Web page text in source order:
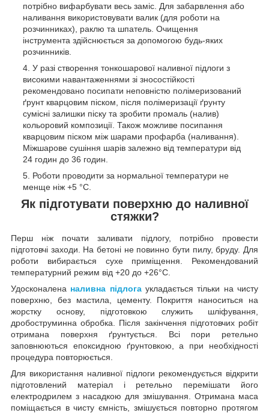
потрібно вифарбувати весь заміс. Для забарвлення або
наливання використовувати валик (для роботи на
розчинниках), раклю та шпатель. Очищення
інструмента здійснюється за допомогою будь-яких
розчинників.
У разі створення тонкошарової наливної підлоги з
високими навантаженнями зі зносостійкості
рекомендовано посипати неповністю полімеризований
ґрунт кварцовим піском, після полімеризації ґрунту
сумісні залишки піску та зробити промаль (налив)
кольоровий композиції. Також можливе посипання
кварцовим піском між шарами профарба (наливання).
Міжшарове сушіння шарів залежно від температури від
24 годин до 36 годин.
Роботи проводити за нормальної температури не
менще ніж +5 °С.
Як підготувати поверхню до наливної
стяжки?
Перш ніж почати заливати підлогу, потрібно провести
підготовчі заходи. На бетоні не повинно бути пилу, бруду. Для
роботи вибирається сухе приміщення. Рекомендований
температурний режим від +20 до +26°С.
Удосконалена наливна підлогаукладається тільки на чисту
поверхню, без мастила, цементу. Покриття наноситься на
жорстку основу, підготовкою служить шліфування,
дробоструминна обробка. Після закінчення підготовчих робіт
отримана поверхня ґрунтується. Всі пори ретельно
заповнюються епоксидною ґрунтовкою, а при необхідності
процедура повторюється.
Для використання наливної підлоги рекомендується відкрити
підготовлений матеріал і ретельно перемішати його
електродрилем з насадкою для змішування. Отримана маса
поміщається в чисту ємність, змішується повторно протягом